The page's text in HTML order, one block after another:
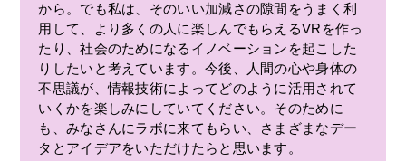
から。でも私は、そのいい加減さの隙間をうまく利
用して、より多くの人に楽しんでもらえるVRを作っ
たり、社会のためになるイノベーションを起こした
りしたいと考えています。今後、人間の心や身体の
不思議が、情報技術によってどのように活用されて
いくかを楽しみにしていてください。そのために
も、みなさんにラボに来てもらい、さまざまなデー
タとアイデアをいただけたらと思います。